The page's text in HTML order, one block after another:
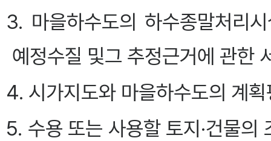
3. 마을하수도의 하수종말처리
예정수질 및그 추정근거에 관한
4. 시가지도와 마을하수도의 계
5. 수용 또는 사용할 토지·건물